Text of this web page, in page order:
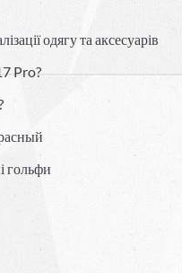
одягу та аксесуарів
Pro?
гольфи